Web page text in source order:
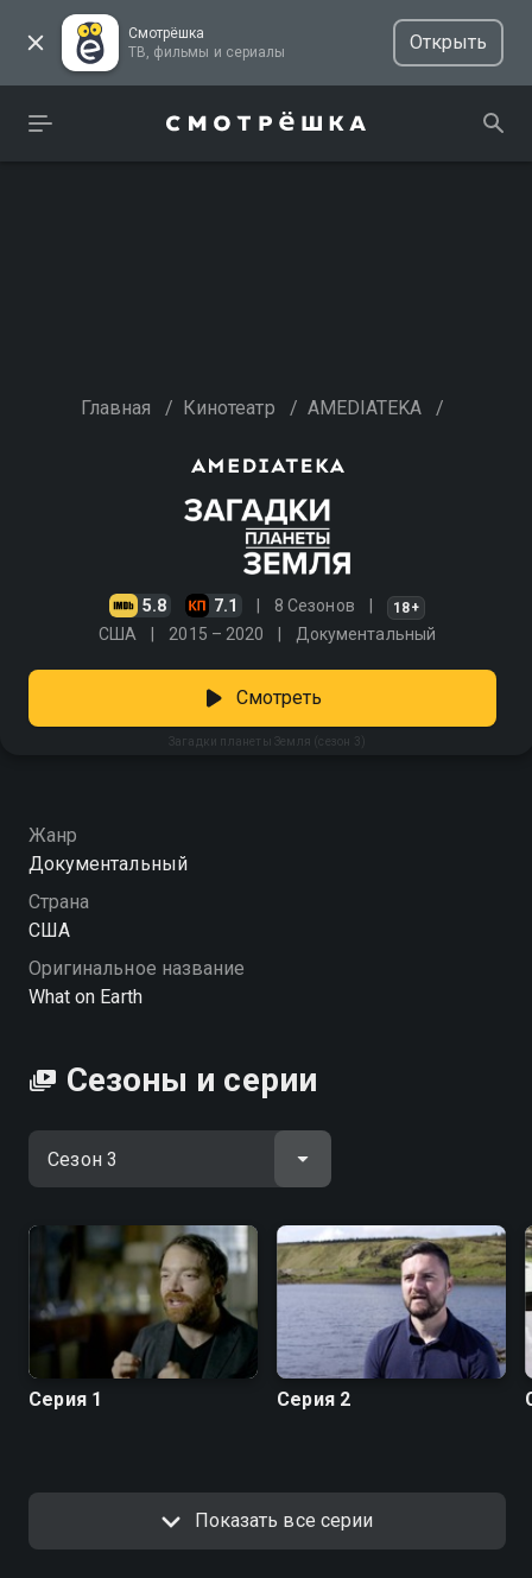
Смотрёшка
ТВ, фильмы и сериалы
Открыть
Главная / Кинотеатр / AMEDIATEKA /
5.8 7.1 8 Сезонов 18+
США 2015 – 2020 Документальный
Загадки планеты Земля (сезон 3)
Смотреть
Жанр
Документальный
Страна
США
Оригинальное название
What on Earth
Сезоны и серии
Серия 1 Серия 2
Показать все серии